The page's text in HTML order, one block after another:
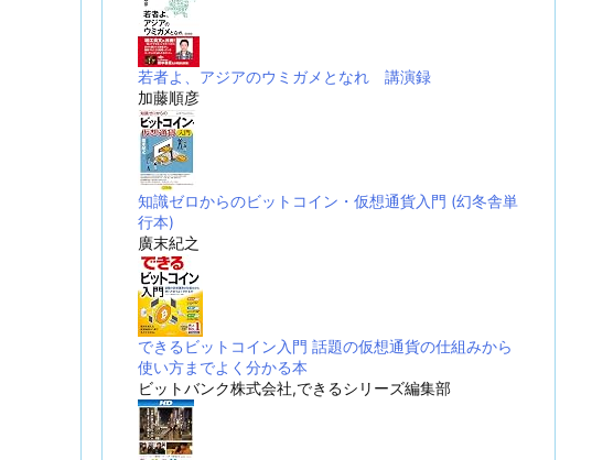
若者よ、アジアのウミガメとなれ 講演録
加藤順彦
知識ゼロからのビットコイン・仮想通貨入門 (幻冬舎単
行本)
廣末紀之
できるビットコイン入門 話題の仮想通貨の仕組みから
使い方までよく分かる本
ビットバンク株式会社,できるシリーズ編集部